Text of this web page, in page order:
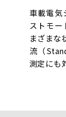
車載電
ストモー
まざまな
流（
測定にも